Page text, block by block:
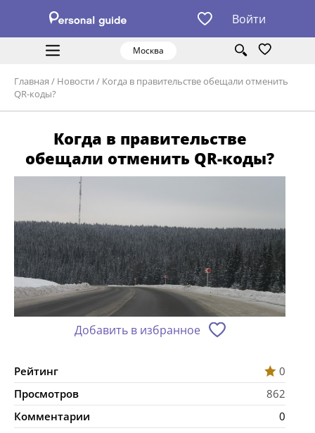
Войти
Москва
Главная / Новости / Когда в правительстве обещали отменить
QR-коды?
Когда в правительстве
обещали отменить QR-коды?
Добавить в избранное
Рейтинг
0
Просмотров
862
Комментарии
0